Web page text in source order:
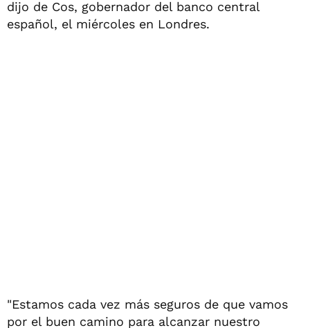
dijo de Cos, gobernador del banco central
español, el miércoles en Londres.
"Estamos cada vez más seguros de que vamos
por el buen camino para alcanzar nuestro